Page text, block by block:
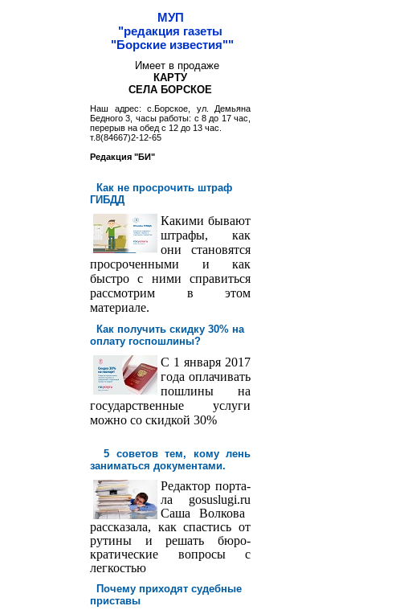
МУП
"редакция газеты
"Борские известия""
Имеет в продаже
КАРТУ
СЕЛА БОРСКОЕ
Наш адрес: с.Борское, ул. Демьяна
Бедного 3, часы работы: с 8 до 17 час,
перерыв на обед с 12 до 13 час.
т.8(84667)2-12-65
Редакция "БИ"
Как не просрочить штраф
ГИБДД
Какими бывают
штрафы, как
они становятся
просроченными и как
быстро с ними справиться
рассмотрим в этом
материале.
Как получить скидку 30% на
оплату госпош­лины?
С 1 января 2017
года оплачивать
пошлины на
государственные услуги
можно со скидкой 30%
5 советов тем, кому лень
заниматься документами.
Редактор порта­
ла gosuslugi.ru
Саша Волкова
рассказала, как спастись от
рутины и решать бюро­
кратические вопросы с
легкостью
Почему приходят судебные
приставы